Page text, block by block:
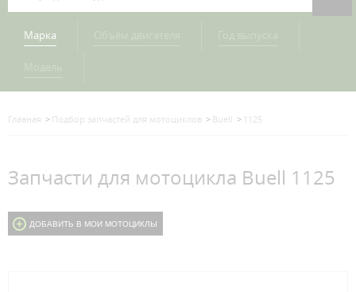
Марка
Главная Подбор запчастей для мотоциклов Buell 1125
Запчасти для мотоцикла Buell 1125
ДОБАВИТЬ В МОИ МОТОЦИКЛЫ